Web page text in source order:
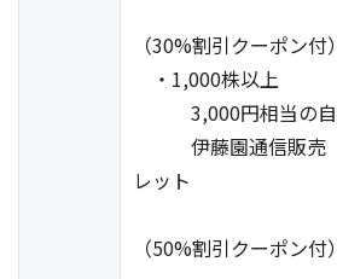
（30%割引クーポン付）
・1,000株
3,000円相当の自
伊藤園通信販売「
レット
（50%割引クーポン付）